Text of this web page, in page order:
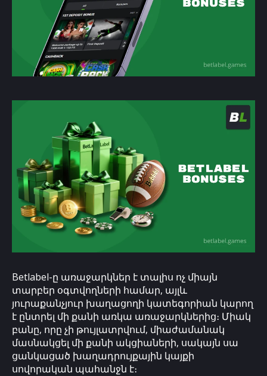
Betlabel-ը առաջարկներ է տալիս ոչ միայն
տարբեր օգտվողների համար, այլև
յուրաքանչյուր խաղացողի կատեգորիան կարող
է ընտրել մի քանի առկա առաջարկներից։ Միակ
բանը, որը չի թույլատրվում, միաժամանակ
մասնակցել մի քանի ակցիաների, սակայն սա
ցանկացած խաղադրույքային կայքի
սովորական պահանջն է։